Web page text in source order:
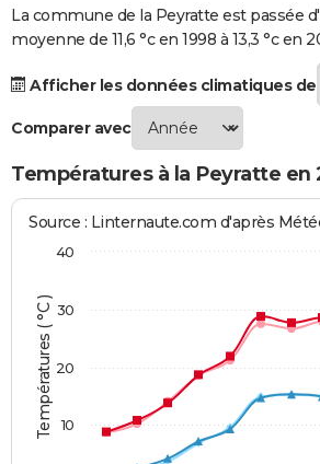
S'inscrire
Se connecter
Lycées
Collèges
Primaires
Universités
Entreprises
Service militaire
Avis de recherche
AVIS DE DÉCÈS
La commune de la Peyratte est passée
moyenne de 11,6 °c en 1998 à 13,3 °c en
Afficher les données climatiques de
Comparer avec
Températures à la Peyratte en
Températures ( °C )
Source : Linternaute.com d'après
10
20
30
40